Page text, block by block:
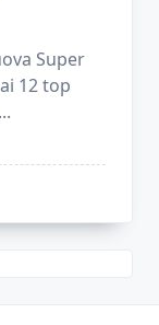
Super
12 top
...